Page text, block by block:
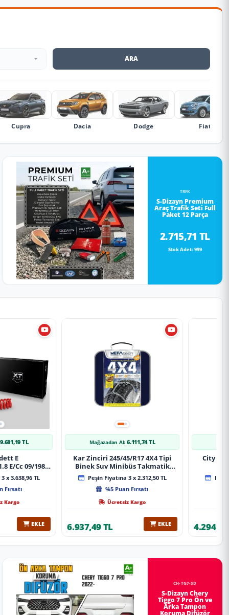
ARA
Cupra Dacia Dodge Fiat
TRFK
S-Dizayn Premium
Araç Trafik Seti Full
Paket 12 Parça
2.715,71 TL
Stok Adet: 999
9.681,19 TL
E
E/Cc 09/1984-
Spor Yay
x 3.638,96 TL
Fırsatı
Kargo
EKLE
Mağazadan Al: 6.111,74 TL
Kar Zinciri 245/45/R17 4X4 Tipi
Binek Suv Minibüs Takmatik
Kolay Montaj
Peşin Fiyatına 3 x 2.312,50 TL
%5 Puan Fırsatı
Ücretsiz Kargo
6.937,49 TL EKLE
City
CH-TG7-SD
S-Dizayn Chery
Tiggo 7 Pro Ön ve
Arka Tampon
Koruma Difüzör